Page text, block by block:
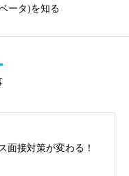
ータ)を知る
面接対策が変わる！